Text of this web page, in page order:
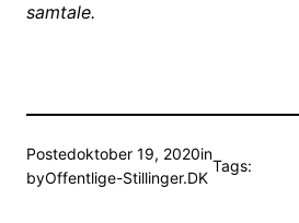
samtale.
Postedoktober 19, 2020in
byOffentlige-Stillinger.DK
Tags: